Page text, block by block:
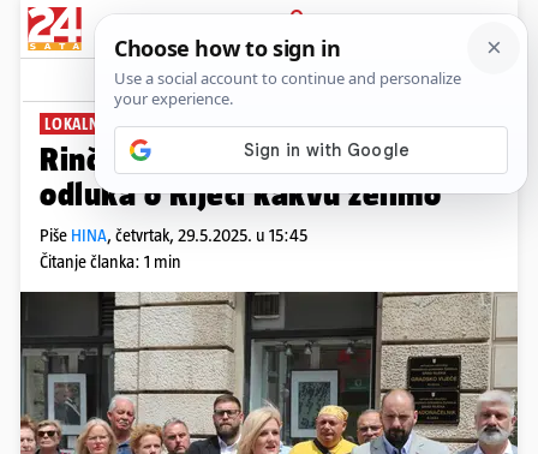
PRIJAVA
News Komentari
LOKALNI IZBORI
Rinčić: Pred nama je povijesna
odluka o Rijeci kakvu želimo
Piše HINA, četvrtak, 29.5.2025. u 15:45
Čitanje članka: 1 min